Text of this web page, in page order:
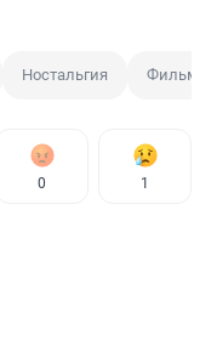
Ностальгия Фильм
0 1